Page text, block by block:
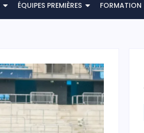
ÉQUIPES PREMIÈRES FORMATION